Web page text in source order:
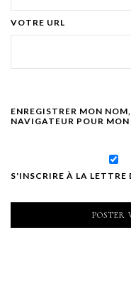
VOTRE URL
ENREGISTRER MON
NAVIGATEUR POUR
S'INSCRIRE À LA LETTRE